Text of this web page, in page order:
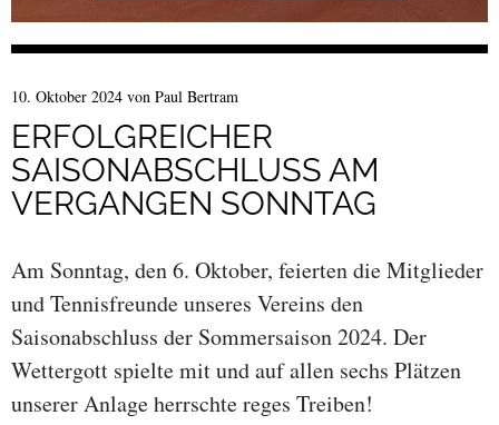
10. Oktober 2024 von Paul Bertram
ERFOLGREICHER
SAISONABSCHLUSS AM
VERGANGEN SONNTAG
Am Sonntag, den 6. Oktober, feierten die Mitglieder
und Tennisfreunde unseres Vereins den
Saisonabschluss der Sommersaison 2024. Der
Wettergott spielte mit und auf allen sechs Plätzen
unserer Anlage herrschte reges Treiben!